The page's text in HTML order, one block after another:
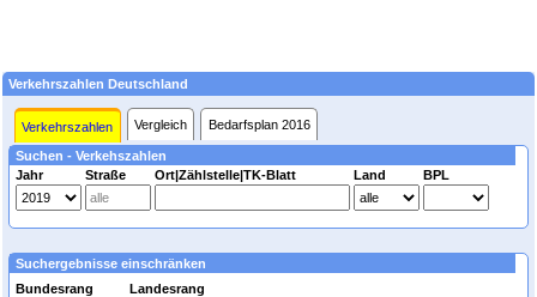
Verkehrszahlen Deutschland
Verkehrszahlen Vergleich Bedarfsplan 2016
Suchen - Verkehszahlen
Jahr
Straße Ort|Zählstelle|TK-Blatt Land BPL
Suchergebnisse einschränken
Bundesrang Landesrang